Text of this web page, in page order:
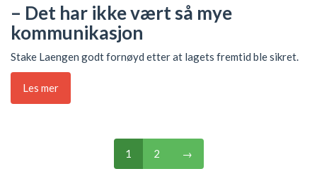
– Det har ikke vært så mye
kommunikasjon
Stake Laengen godt fornøyd etter at lagets fremtid ble sikret.
Les mer
1 2 →